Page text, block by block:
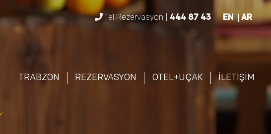
TRABZON REZERVASYON OTEL+UÇAK İLETİŞİM
Tel Rezervasyon | 444 87 43 EN AR